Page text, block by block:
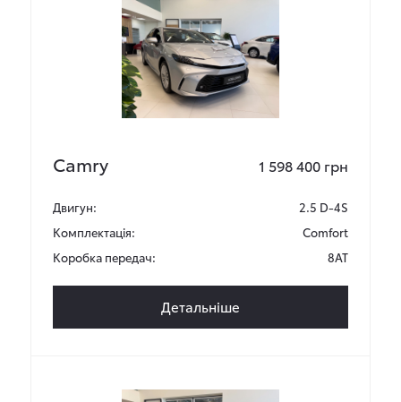
Camry 1 598 400 грн
Двигун:
2.5 D-4S
Комплектація:
Comfort
Коробка передач:
8AT
Детальніше